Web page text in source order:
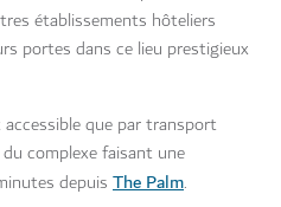
établissements hôteliers
portes dans ce lieu prestigieux
que par transport
complexe faisant une
depuisThe Palm.